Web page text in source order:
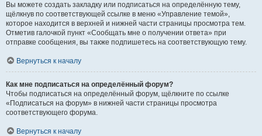
Вы можете создать закладку или подписаться на определённую тему,
щёлкнув по соответствующей ссылке в меню «Управление темой»,
которое находится в верхней и нижней части страницы просмотра тем.
Отметив галочкой пункт «Сообщать мне о получении ответа» при
отправке сообщения, вы также подпишетесь на соответствующую тему.
Вернуться к началу
Как мне подписаться на определённый форум?
Чтобы подписаться на определённый форум, щёлкните по ссылке
«Подписаться на форум» в нижней части страницы просмотра
соответствующего форума.
Вернуться к началу